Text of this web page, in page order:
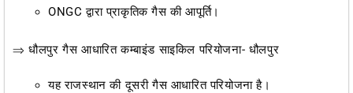
ONGC द्वारा प्राकृतिक गैस की आपूर्ति।
⇒ धौलपुर गैस आधारित कम्बाइंड साइकिल परियोजना- धौलपुर
यह राजस्थान की दूसरी गैस आधारित परियोजना है।